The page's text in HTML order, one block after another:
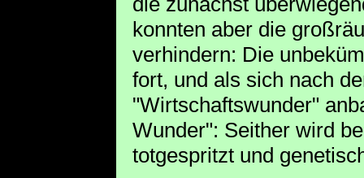
konnten aber die
verhindern: Die
fort, und als sich nach
"Wirtschaftswunder"
Wunder": Seither wird
totgespritzt und